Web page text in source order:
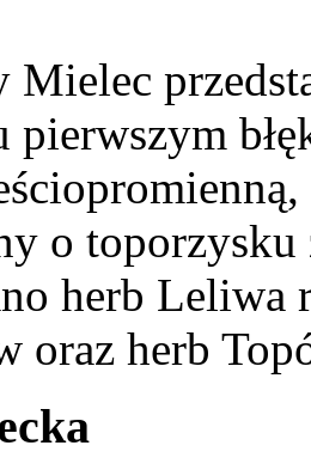
Mielec
pierwszym
o
herb Leliwa
oraz herb